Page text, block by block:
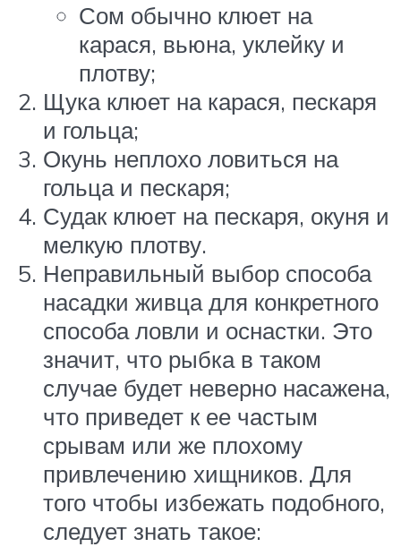
Сом обычно клюет на
карася, вьюна, уклейку и
плотву;
Щука клюет на карася, пескаря
и гольца;
Окунь неплохо ловиться на
гольца и пескаря;
Судак клюет на пескаря, окуня и
мелкую плотву.
Неправильный выбор способа
насадки живца для конкретного
способа ловли и оснастки. Это
значит, что рыбка в таком
случае будет неверно насажена,
что приведет к ее частым
срывам или же плохому
привлечению хищников. Для
того чтобы избежать подобного,
следует знать такое: